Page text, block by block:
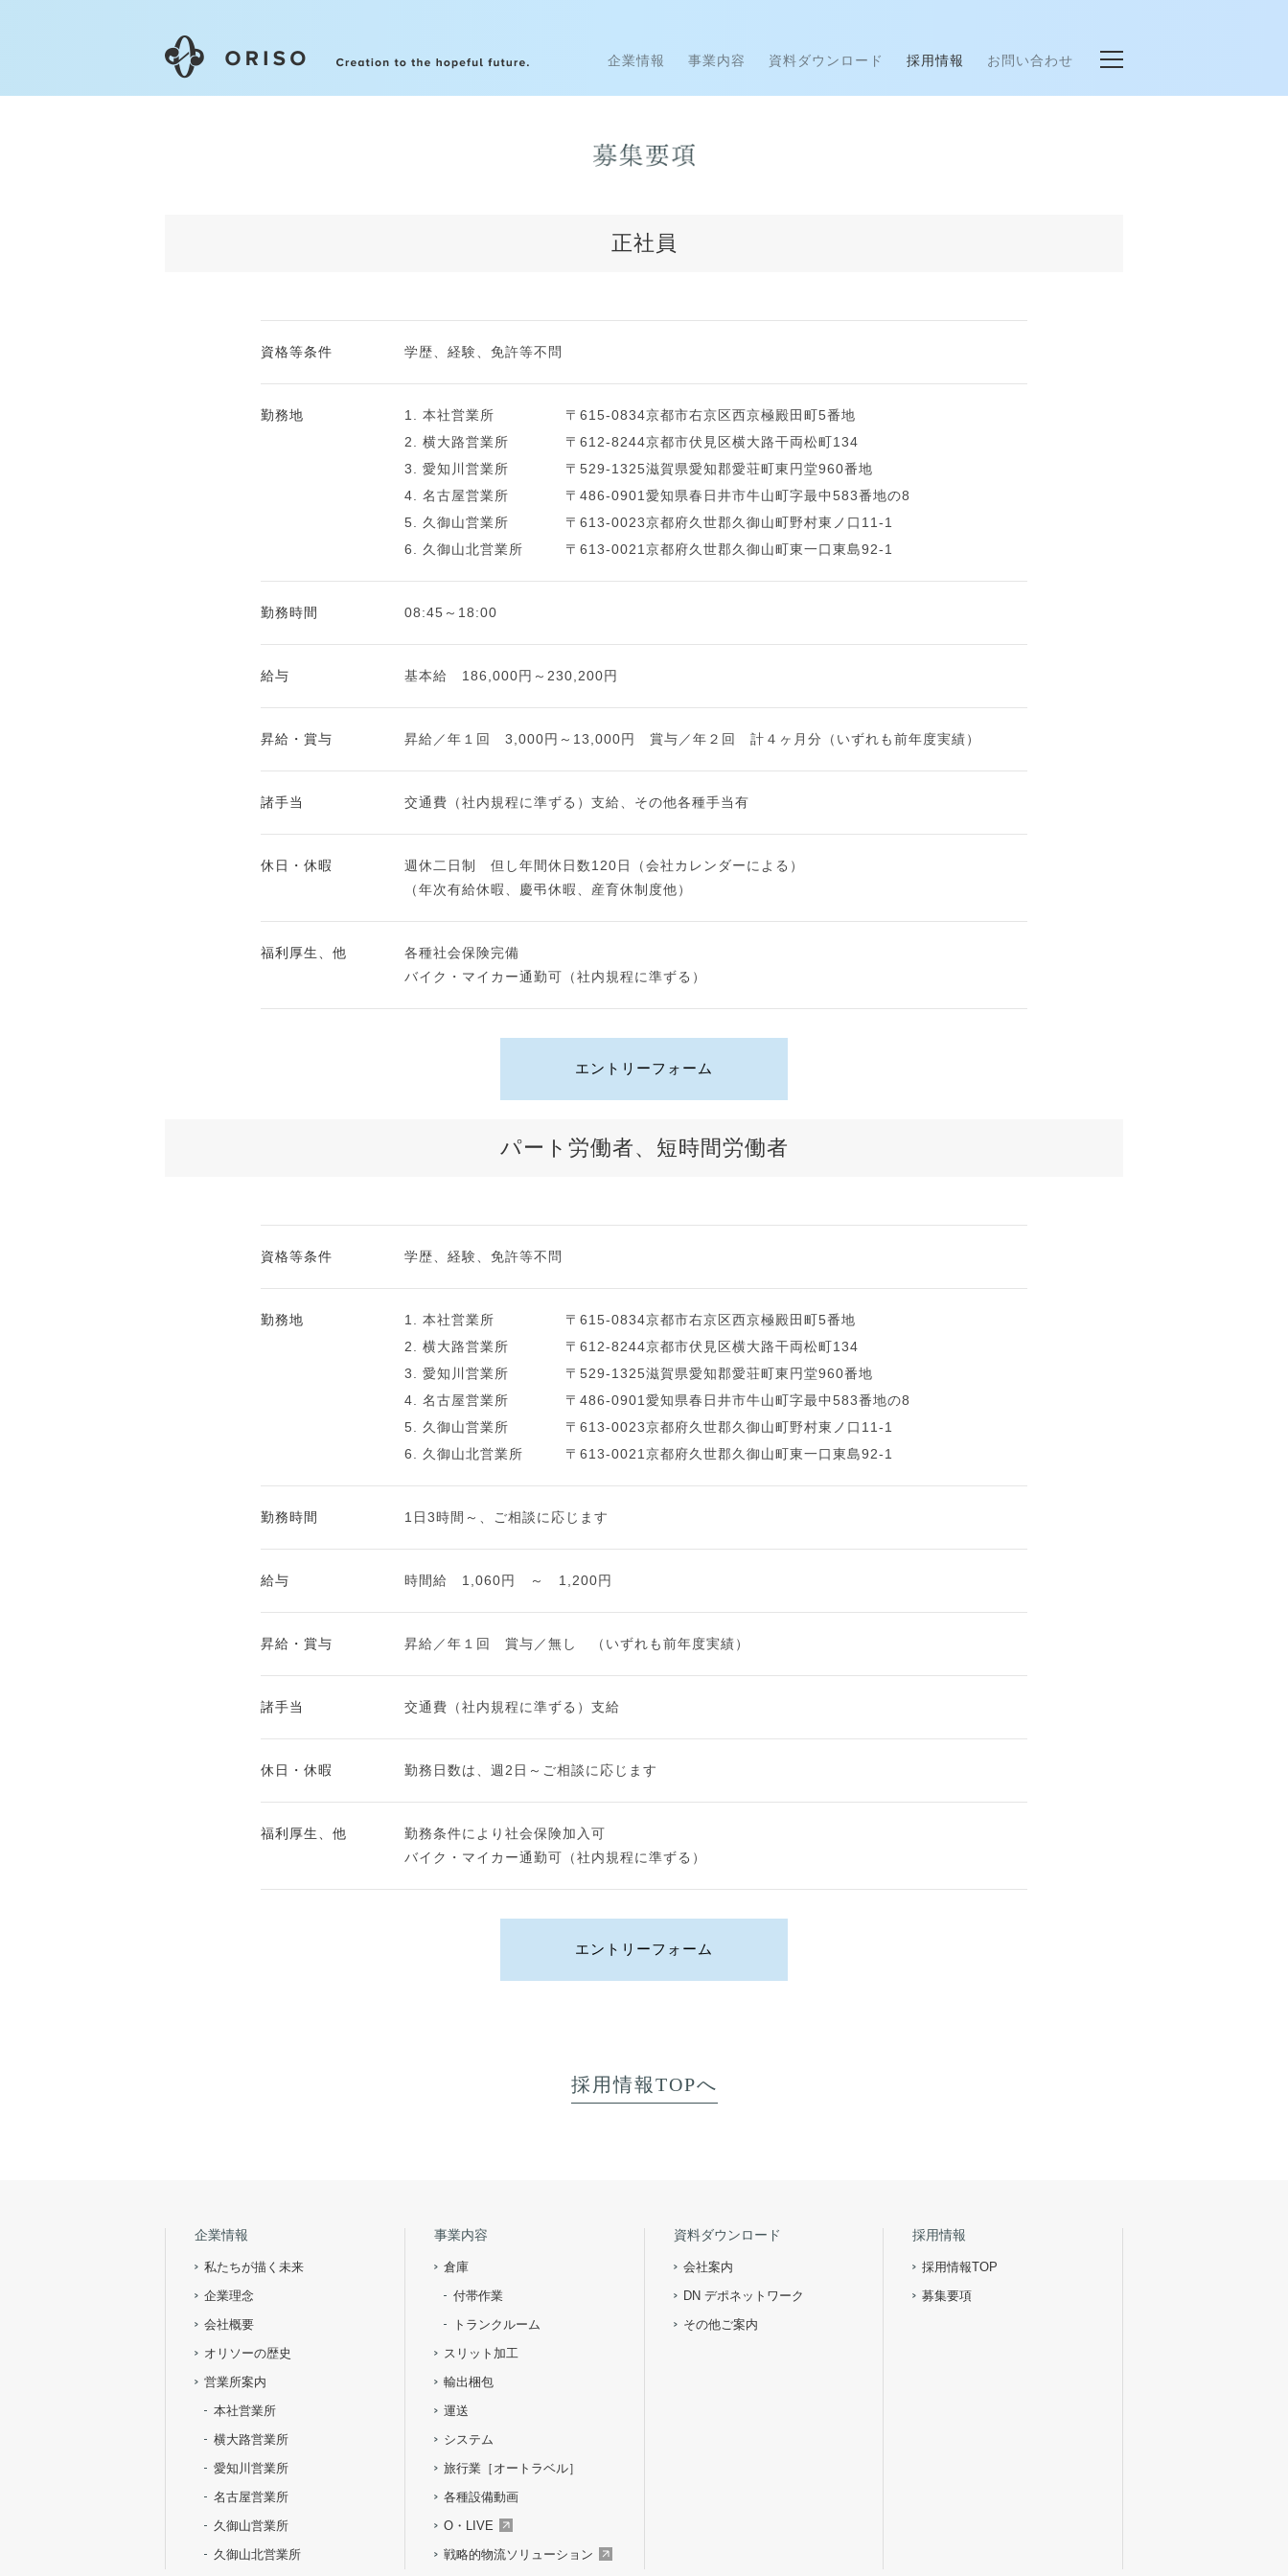
企業情報
事業内容 資料ダウンロード 採用情報 お問い合わせ
正社員
資格等条件 学歴、経験、免許等不問
勤務地 1. 本社営業所
〒615-0834京都市右京区西京極殿田町5番地
2. 横大路営業所
〒612-8244京都市伏見区横大路干両松町134
3. 愛知川営業所
〒529-1325滋賀県愛知郡愛荘町東円堂960番地
4. 名古屋営業所
〒486-0901愛知県春日井市牛山町字最中583番地の8
5. 久御山営業所
〒613-0023京都府久世郡久御山町野村東ノ口11-1
6. 久御山北営業所
〒613-0021京都府久世郡久御山町東一口東島92-1
勤務時間 08:45～18:00
給与 基本給 186,000円～230,200円
昇給・賞与 昇給／年１回 3,000円～13,000円 賞与／年２回 計４ヶ月分（いずれも前年度実績）
諸手当 交通費（社内規程に準ずる）支給、その他各種手当有
休日・休暇
週休二日制 但し年間休日数120日（会社カレンダーによる）
（年次有給休暇、慶弔休暇、産育休制度他）
福利厚生、他
各種社会保険完備
バイク・マイカー通勤可（社内規程に準ずる）
エントリーフォーム
パート労働者、短時間労働者
資格等条件 学歴、経験、免許等不問
勤務地 1. 本社営業所
〒615-0834京都市右京区西京極殿田町5番地
2. 横大路営業所
〒612-8244京都市伏見区横大路干両松町134
3. 愛知川営業所
〒529-1325滋賀県愛知郡愛荘町東円堂960番地
4. 名古屋営業所
〒486-0901愛知県春日井市牛山町字最中583番地の8
5. 久御山営業所
〒613-0023京都府久世郡久御山町野村東ノ口11-1
6. 久御山北営業所
〒613-0021京都府久世郡久御山町東一口東島92-1
勤務時間 1日3時間～、ご相談に応じます
給与 時間給 1,060円 ～ 1,200円
昇給・賞与 昇給／年１回 賞与／無し （いずれも前年度実績）
諸手当 交通費（社内規程に準ずる）支給
休日・休暇 勤務日数は、週2日～ご相談に応じます
福利厚生、他
勤務条件により社会保険加入可
バイク・マイカー通勤可（社内規程に準ずる）
エントリーフォーム
採用情報TOPへ
企業情報
私たちが描く未来
企業理念
会社概要
オリソーの歴史
営業所案内
本社営業所
横大路営業所
愛知川営業所
名古屋営業所
久御山営業所
久御山北営業所
事業内容
倉庫
付帯作業
トランクルーム
スリット加工
輸出梱包
運送
システム
旅行業［オートラベル］
各種設備動画
O・LIVE
戦略的物流ソリューション
資料ダウンロード
会社案内
DN デポネットワーク
その他ご案内
採用情報
採用情報TOP
募集要項